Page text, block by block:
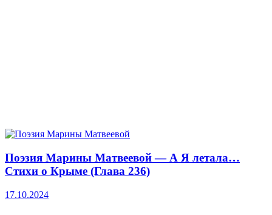
Поэзия Марины Матвеевой — А Я летала…
Стихи о Крыме (Глава 236)
17.10.2024